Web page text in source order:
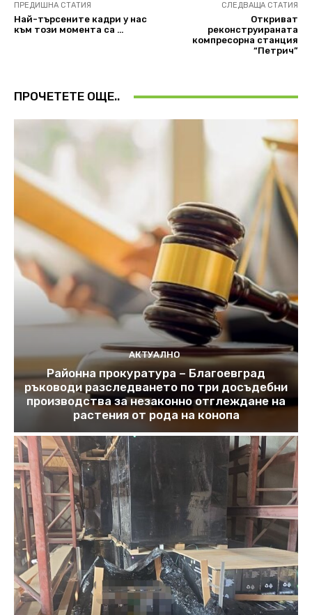
ПРЕДИШНА СТАТИЯ
Най-търсените кадри у нас
към този момента са …
СЛЕДВАЩА СТАТИЯ
Откриват
реконструираната
компресорна станция
“Петрич”
ПРОЧЕТЕТЕ ОЩЕ..
АКТУАЛНО
Районна прокуратура – Благоевград
ръководи разследването по три досъдебни
производства за незаконно отглеждане на
растения от рода на конопа